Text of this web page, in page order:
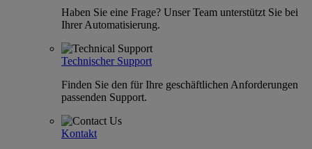
Haben Sie eine Frage? Unser Team unterstützt Sie bei
Ihrer Automatisierung.
Technischer Support
Finden Sie den für Ihre geschäftlichen Anforderungen
passenden Support.
Kontakt